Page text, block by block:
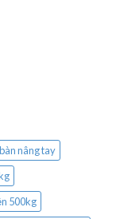
bàn nâng tay
500kg